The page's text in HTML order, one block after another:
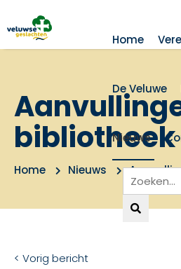
Home
De Veluwe
Nieuws
bibliotheek
Home Nieuws
< Vorig bericht